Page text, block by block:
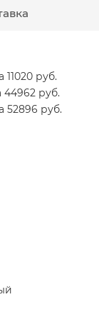
руб.
44962 руб.
52896 руб.